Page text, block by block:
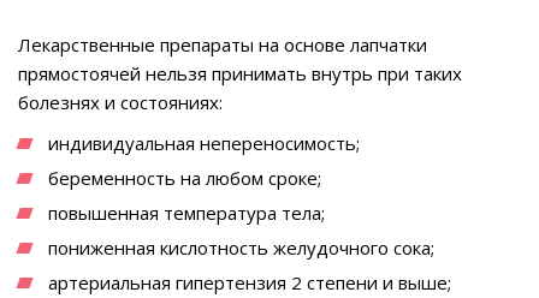
Лекарственные препараты на основе лапчатки
прямостоячей нельзя принимать внутрь при таких
болезнях и состояниях:
индивидуальная непереносимость;
беременность на любом сроке;
повышенная температура тела;
пониженная кислотность желудочного сока;
артериальная гипертензия 2 степени и выше;